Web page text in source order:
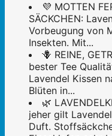
💜 MOTTEN
SÄCKCHEN:
Vorbeugung von
Insekten. Mit...
🪻 REINE,
bester Tee
Lavendel Kissen
Blüten in...
🌿
jeher gilt
Duft.